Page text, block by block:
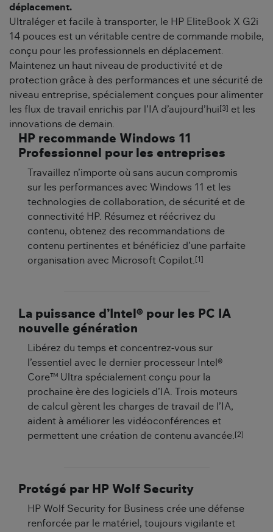
déplacement.
Ultraléger et facile à transporter, le HP EliteBook X G2i
14 pouces est un véritable centre de commande mobile,
conçu pour les professionnels en déplacement.
Maintenez un haut niveau de productivité et de
protection grâce à des performances et une sécurité de
niveau entreprise, spécialement conçues pour alimenter
les flux de travail enrichis par l’IA d’aujourd’hui [3] et les
innovations de demain.
HP recommande Windows 11
Professionnel pour les entreprises
Travaillez n’importe où sans aucun compromis
sur les performances avec Windows 11 et les
technologies de collaboration, de sécurité et de
connectivité HP. Résumez et réécrivez du
contenu, obtenez des recommandations de
contenu pertinentes et bénéficiez d’une parfaite
organisation avec Microsoft Copilot. [1]
La puissance d’Intel® pour les PC IA
nouvelle génération
Libérez du temps et concentrez-vous sur
l’essentiel avec le dernier processeur Intel®
Core™ Ultra spécialement conçu pour la
prochaine ère des logiciels d’IA. Trois moteurs
de calcul gèrent les charges de travail de l’IA,
aident à améliorer les vidéoconférences et
permettent une création de contenu avancée. [2]
Protégé par HP Wolf Security
HP Wolf Security for Business crée une défense
renforcée par le matériel, toujours vigilante et